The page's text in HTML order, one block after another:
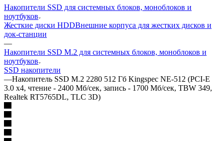
Накопители SSD для системных блоков, моноблоков и
ноутбуков
Жесткие диски HDDВнешние корпуса для жестких дисков и
док-станции
—
Накопители SSD M.2 для системных блоков, моноблоков и
ноутбуков
SSD накопители
—Накопитель SSD M.2 2280 512 Гб Kingspec NE-512 (PCI-E
3.0 x4, чтение - 2400 Мб/сек, запись - 1700 Мб/сек, TBW 349,
Realtek RT5765DL, TLC 3D)